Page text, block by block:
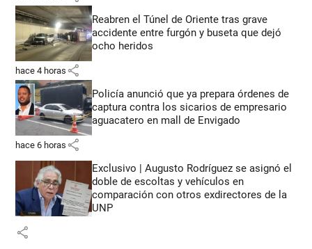
Reabren el Túnel de Oriente tras grave
accidente entre furgón y buseta que dejó
ocho heridos
hace 4 horas share
Policía anunció que ya prepara órdenes de
captura contra los sicarios de empresario
aguacatero en mall de Envigado
hace 6 horas share
Exclusivo | Augusto Rodríguez se asignó el
doble de escoltas y vehículos en
comparación con otros exdirectores de la
UNP
share